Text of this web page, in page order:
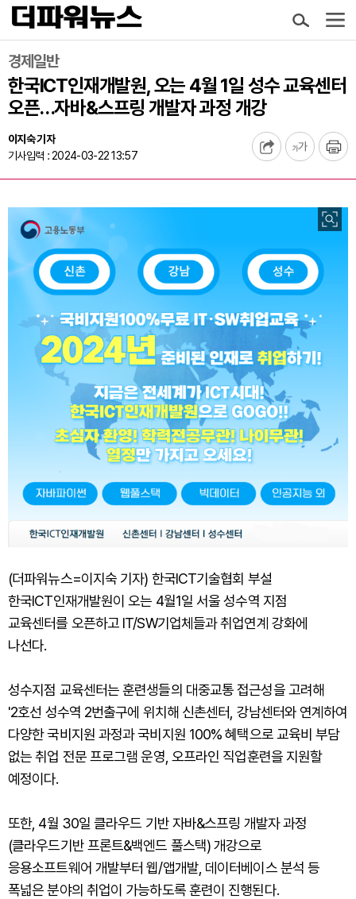
경제일반
한국ICT인재개발원, 오는 4월 1일 성수 교육센터
오픈…자바&스프링 개발자 과정 개강
이지숙 기자
기사입력 : 2024-03-22 13:57
(더파워뉴스=이지숙 기자) 한국ICT기술협회 부설
한국ICT인재개발원이 오는 4월1일 서울 성수역 지점
교육센터를 오픈하고 IT/SW기업체들과 취업연계 강화에
나선다.
성수지점 교육센터는 훈련생들의 대중교통 접근성을 고려해
'2호선 성수역 2번출구에 위치해 신촌센터, 강남센터와 연계하여
다양한 국비지원 과정과 국비지원 100% 혜택으로 교육비 부담
없는 취업 전문 프로그램 운영, 오프라인 직업훈련을 지원할
예정이다.
또한, 4월 30일 클라우드 기반 자바&스프링 개발자 과정
(클라우드기반 프론트&백엔드 풀스택) 개강으로
응용소프트웨어 개발부터 웹/앱개발, 데이터베이스 분석 등
폭넓은 분야의 취업이 가능하도록 훈련이 진행된다.